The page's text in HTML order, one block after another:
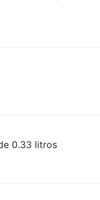
0.33 litros